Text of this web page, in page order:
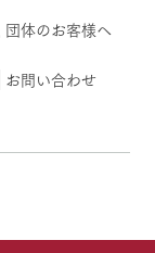
団体のお客様へ
お問い合わせ